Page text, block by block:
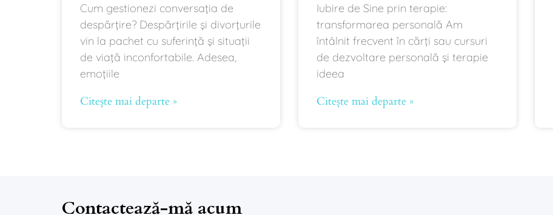
Cum gestionezi conversația de
despărțire? Despărțirile și divorțurile
vin la pachet cu suferință și situații
de viață inconfortabile. Adesea,
emoțiile
Citește mai departe »
Iubire de Sine prin terapie:
transformarea personală Am
întâlnit frecvent în cărți sau cursuri
de dezvoltare personală și terapie
ideea
Citește mai departe »
Contactează-mă acum